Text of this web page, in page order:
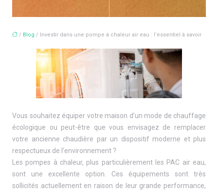
/ Blog / Investir dans une pompe à chaleur air eau : l’essentiel à savoir
Vous souhaitez équiper votre maison d’un mode de chauffage
écologique ou peut-être que vous envisagez de remplacer
votre ancienne chaudière par un dispositif moderne et plus
respectueux de l’environnement ?
Les pompes à chaleur, plus particulièrement les PAC air eau,
sont une excellente option. Ces équipements sont très
sollicités actuellement en raison de leur grande performance,